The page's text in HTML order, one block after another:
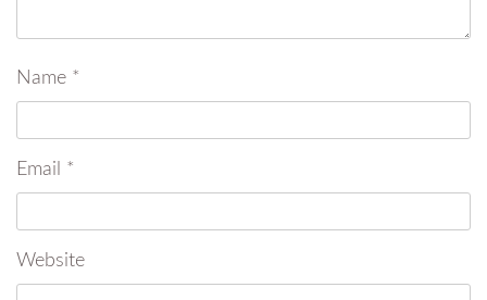
Name *
Email *
Website